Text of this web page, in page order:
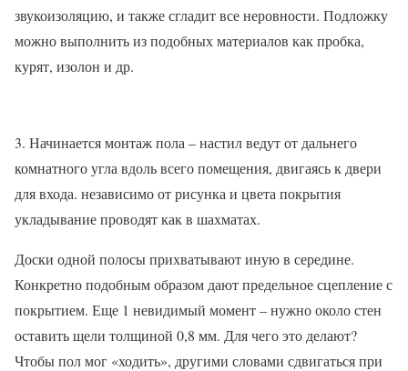
звукоизоляцию, и также сгладит все неровности. Подложку
можно выполнить из подобных материалов как пробка,
курят, изолон и др.
3. Начинается монтаж пола – настил ведут от дальнего
комнатного угла вдоль всего помещения, двигаясь к двери
для входа. независимо от рисунка и цвета покрытия
укладывание проводят как в шахматах.
Доски одной полосы прихватывают иную в середине.
Конкретно подобным образом дают предельное сцепление с
покрытием. Еще 1 невидимый момент – нужно около стен
оставить щели толщиной 0,8 мм. Для чего это делают?
Чтобы пол мог «ходить», другими словами сдвигаться при